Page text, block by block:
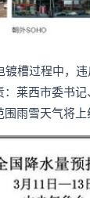
槽过程中，
莱西市委书
雨雪天气将上